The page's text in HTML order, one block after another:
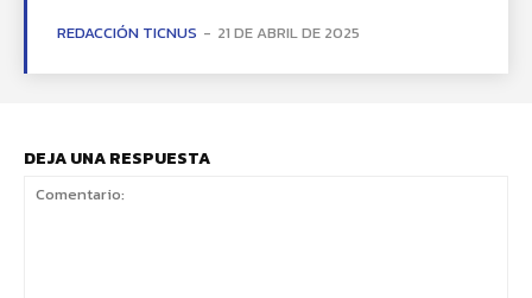
REDACCIÓN TICNUS - 21 DE ABRIL DE 2025
DEJA UNA RESPUESTA